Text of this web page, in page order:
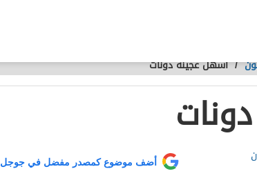
/أسهل عجينة دونات
أضف موضوع كمصدر مفضل في جوجل